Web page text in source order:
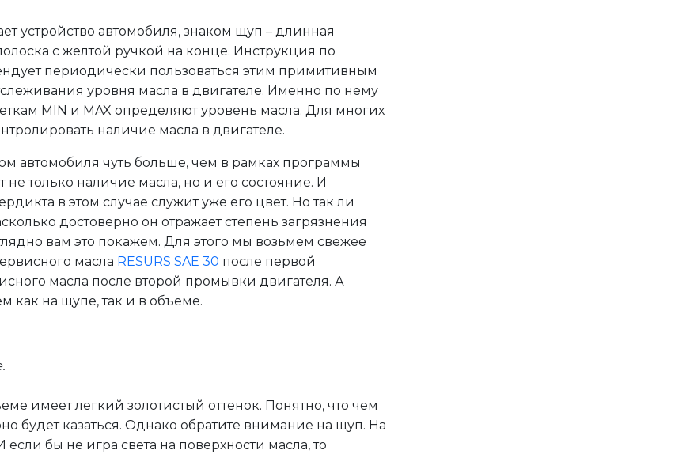
устройство автомобиля, знаком щуп – длинная
с желтой ручкой на конце. Инструкция по
периодически пользоваться этим примитивным
уровня масла в двигателе. Именно по нему
MIN и MAX определяют уровень масла. Для многих
наличие масла в двигателе.
автомобиля чуть больше, чем в рамках программы
только наличие масла, но и его состояние. И
в этом случае служит уже его цвет. Но так ли
достоверно он отражает степень загрязнения
вам это покажем. Для этого мы возьмем свежее
масла RESURS SAE 30 после первой
масла после второй промывки двигателя. А
как на щупе, так и в объеме.
имеет легкий золотистый оттенок. Понятно, что чем
будет казаться. Однако обратите внимание на щуп. На
бы не игра света на поверхности масла, то